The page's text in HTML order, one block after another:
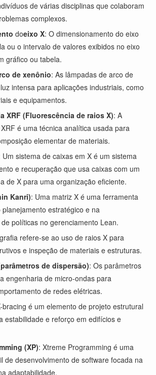
de várias disciplinas que colaboram
complexos.
doeixo X: O dimensionamento do eixo
ou o intervalo de valores exibidos no eixo
gráfico ou tabela.
de xenônio: As lâmpadas de arco de
intensa para aplicações industriais, como
e equipamentos.
XRF (Fluorescência de raios X): A
é uma técnica analítica usada para
elementar de materiais.
Um sistema de caixas em X é um sistema
e recuperação que usa caixas com um
de X para uma organização eficiente.
Kanri): Uma matriz X é uma ferramenta
planejamento estratégico e na
políticas no gerenciamento Lean.
refere-se ao uso de raios X para
e inspeção de materiais e estruturas.
de dispersão): Os parâmetros
engenharia de micro-ondas para
de redes elétricas.
bracing é um elemento de projeto estrutural
estabilidade e reforço em edifícios e
(XP): Xtreme Programming é uma
de desenvolvimento de software focada na
adaptabilidade.